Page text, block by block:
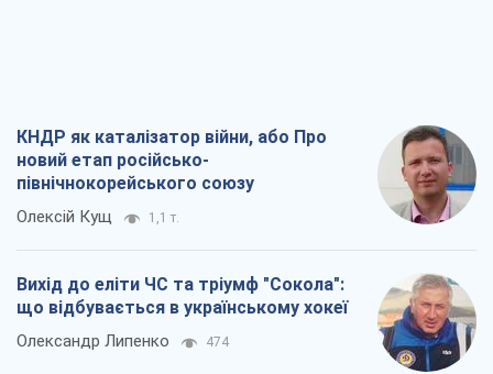
КНДР як каталізатор війни, або Про
новий етап російсько-
північнокорейського союзу
Олексій Кущ 1,1 т.
Вихід до еліти ЧС та тріумф "Сокола":
що відбувається в українському хокеї
Олександр Липенко 474